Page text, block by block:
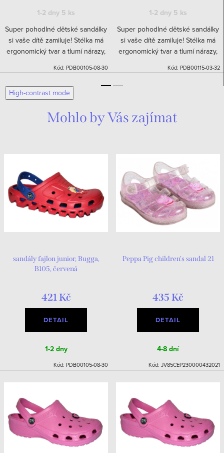
1-2 dny 5 ks
Super pohodlné dětské sandálky
si vaše dítě zamiluje! Stélka má
ergonomický tvar a tlumí nárazy,
a bederní části zad. Perforace na
botě zajistí...
Kód: PDB00105-08-30
1-2 dny 5 ks
Super pohodlné dětské sandálky
si vaše dítě zamiluje! Stélka má
ergonomický tvar a tlumí nárazy,
a bederní části zad. Perforace na
Kód: PDB00115-03-32
High-contrast mode
Mohlo by Vás zajímat
sandály fajlon junior, Bugga,
B105, červená
421 Kč
DETAIL
1-2 dny
Kód: PDB00105-08-30
Peppa Pig children's sandal 21
435 Kč
DETAIL
4-8 dní
Kód: JV85CEP230000432021